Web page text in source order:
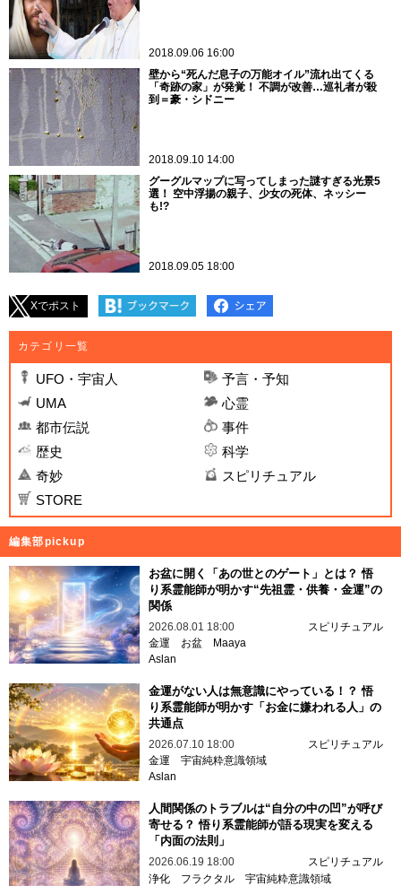
2018.09.06 16:00
壁から“死んだ息子の万能オイル”流れ出てくる
「奇跡の家」が発覚！ 不調が改善…巡礼者が殺
到＝豪・シドニー
2018.09.10 14:00
グーグルマップに写ってしまった謎すぎる光景5
選！ 空中浮揚の親子、少女の死体、ネッシー
も!?
2018.09.05 18:00
Xでポスト
カテゴリ一覧
UFO・宇宙人
予言・予知
UMA
心霊
都市伝説
事件
歴史
科学
奇妙
スピリチュアル
STORE
編集部pickup
お盆に開く「あの世とのゲート」とは？ 悟
り系霊能師が明かす“先祖霊・供養・金運”の
関係
2026.08.01 18:00
スピリチュアル
金運
お盆
Maaya
Aslan
金運がない人は無意識にやっている！？ 悟
り系霊能師が明かす「お金に嫌われる人」の
共通点
2026.07.10 18:00
スピリチュアル
金運 宇宙純粋意識領域
Aslan
人間関係のトラブルは“自分の中の凹”が呼び
寄せる？ 悟り系霊能師が語る現実を変える
「内面の法則」
2026.06.19 18:00
スピリチュアル
浄化
フラクタル 宇宙純粋意識領域